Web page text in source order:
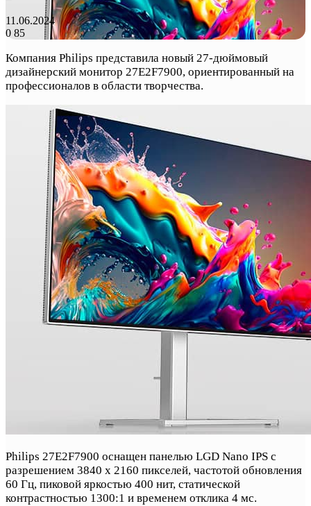
11.06.2024
0 85
Компания Philips представила новый 27-дюймовый
дизайнерский монитор 27E2F7900, ориентированный на
профессионалов в области творчества.
Philips 27E2F7900 оснащен панелью LGD Nano IPS с
разрешением 3840 x 2160 пикселей, частотой обновления
60 Гц, пиковой яркостью 400 нит, статической
контрастностью 1300:1 и временем отклика 4 мс.